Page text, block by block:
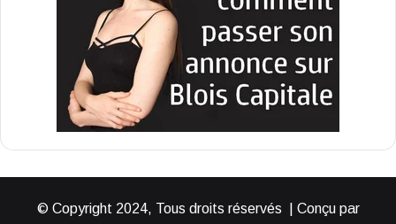
© Copyright 2024, Tous droits réservés | Conçu par